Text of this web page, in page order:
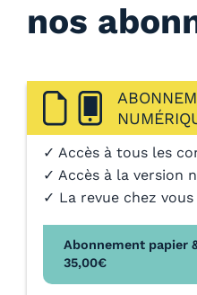
nos
✓ Accès à tous les
✓ Accès à la version
✓ La revue chez
Abonnement papier
35,00€